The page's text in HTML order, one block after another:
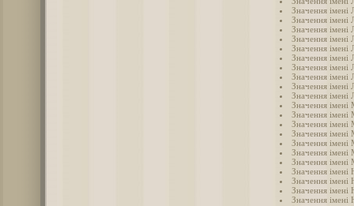
Значення імені
Значення імені
Значення імені
Значення імені
Значення імені
Значення імені
Значення імені
Значення імені
Значення імені
Значення імені
Значення імені
Значення імені
Значення імені
Значення імені
Значення імені
Значення імені
Значення імені
Значення імені
Значення імені
Значення імені
Значення імені